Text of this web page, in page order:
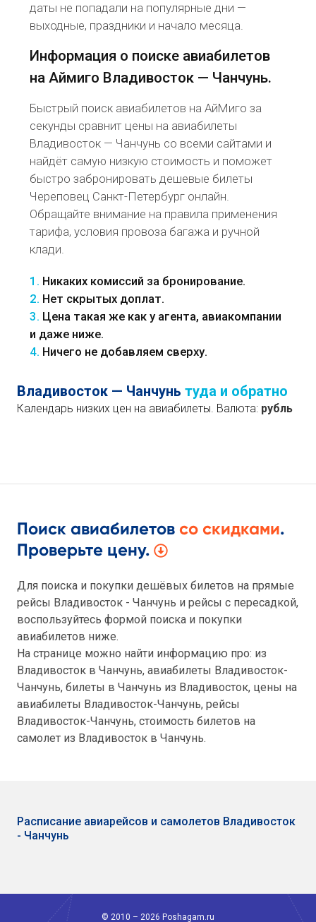
даты не попадали на популярные дни —
выходные, праздники и начало месяца.
Информация о поиске авиабилетов
на Аймиго Владивосток — Чанчунь.
Быстрый поиск авиабилетов на АйМиго за
секунды сравнит цены на авиабилеты
Владивосток — Чанчунь со всеми сайтами и
найдёт самую низкую стоимость и поможет
быстро забронировать дешевые билеты
Череповец Санкт-Петербург онлайн.
Обращайте внимание на правила применения
тарифа, условия провоза багажа и ручной
клади.
1. Никаких комиссий за бронирование.
2. Нет скрытых доплат.
3. Цена такая же как у агента, авиакомпании
и даже ниже.
4. Ничего не добавляем сверху.
Владивосток — Чанчунь туда и обратно
Календарь низких цен на авиабилеты. Валюта: рубль
Поиск авиабилетов со скидками.
Проверьте цену.
Для поиска и покупки дешёвых билетов на прямые
рейсы Владивосток - Чанчунь и рейсы с пересадкой,
воспользуйтесь формой поиска и покупки
авиабилетов ниже.
На странице можно найти информацию про: из
Владивосток в Чанчунь, авиабилеты Владивосток-
Чанчунь, билеты в Чанчунь из Владивосток, цены на
авиабилеты Владивосток-Чанчунь, рейсы
Владивосток-Чанчунь, стоимость билетов на
самолет из Владивосток в Чанчунь.
Расписание авиарейсов и самолетов Владивосток
- Чанчунь
© 2010 – 2026 Poshagam.ru